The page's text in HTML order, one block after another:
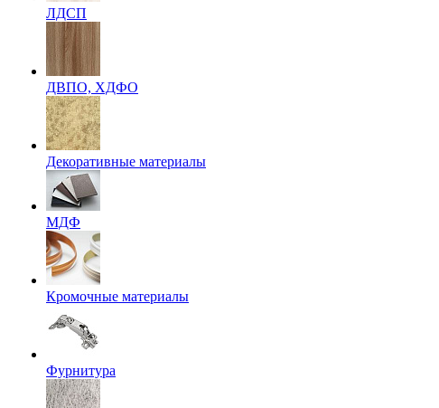
ЛДСП
ДВПО, ХДФО
Декоративные материалы
МДФ
Кромочные материалы
Фурнитура